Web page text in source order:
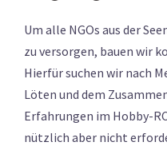
Um alle NGOs aus der
zu versorgen, bauen wir
Hierfür suchen wir nach
Löten und dem
Erfahrungen im Hobby-
nützlich aber nicht